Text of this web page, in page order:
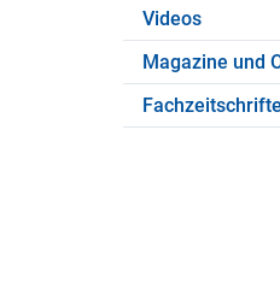
Videos
Magazine und